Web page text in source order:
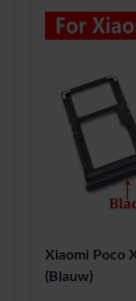
Xiaomi Poco
(Blauw)